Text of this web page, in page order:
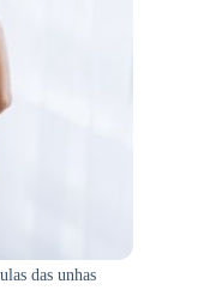
das unhas